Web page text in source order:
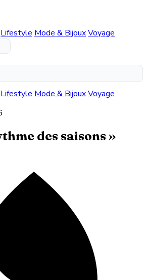
Lifestyle Mode & BijouxVoyage
Lifestyle Mode & BijouxVoyage
des saisons »